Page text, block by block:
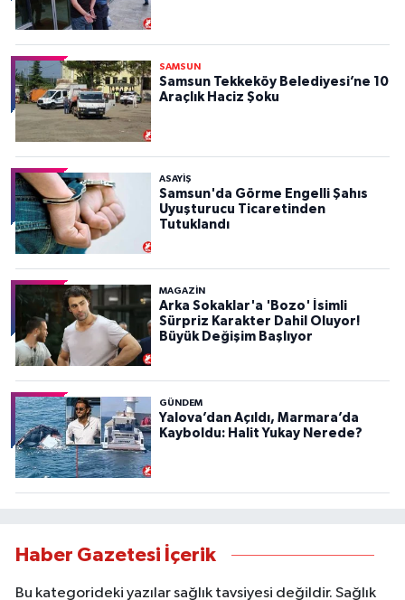
SAMSUN
Samsun Tekkeköy Belediyesi’ne 10
Araçlık Haciz Şoku
ASAYIŞ
Samsun'da Görme Engelli Şahıs
Uyuşturucu Ticaretinden
Tutuklandı
MAGAZİN
Arka Sokaklar'a 'Bozo' İsimli
Sürpriz Karakter Dahil Oluyor!
Büyük Değişim Başlıyor
GÜNDEM
Yalova’dan Açıldı, Marmara’da
Kayboldu: Halit Yukay Nerede?
Haber Gazetesi İçerik
Bu kategorideki yazılar sağlık tavsiyesi değildir. Sağlık